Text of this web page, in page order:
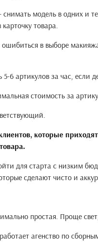
снимать модель в одних и
товара.
в выборе
5-6 артикулов за час, если
стоимость за
которые
для старта с низким
сделают чисто и
простая. Проще
агенство по